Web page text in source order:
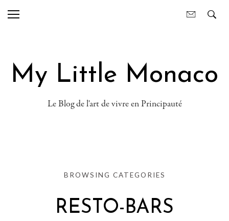
My Little Monaco
Le Blog de l'art de vivre en Principauté
BROWSING CATEGORIES
RESTO-BARS